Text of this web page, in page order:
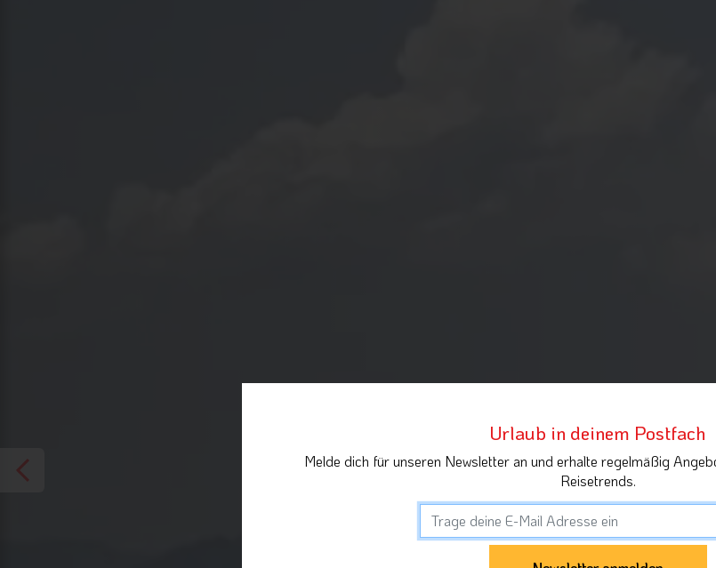
Urlaub in deinem Postfach
Melde dich für unseren Newsletter an und erhalte regelmäßig
Reisetrends.